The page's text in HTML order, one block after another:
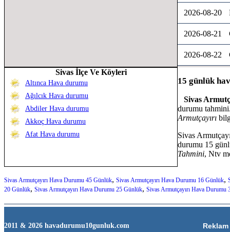
2026-08-20
2026-08-21
2026-08-22
Sivas İlçe Ve Köyleri
Altınca Hava durumu
Ağılcık Hava durumu
Abdiler Hava durumu
Akkoç Hava durumu
Afat Hava durumu
15 günlük
Sivas
durumu
Armutçayırı
Sivas
durumu 15
Tahmini, Ntv
Sivas Armutçayırı Hava Durumu 45 Günlük, Sivas Armutçayırı Hava Durumu 16 Günlük,
20 Günlük, Sivas Armutçayırı Hava Durumu 25 Günlük, Sivas Armutçayırı Hava Durumu
2011 & 2026 havadurumu10gunluk.com Reklam